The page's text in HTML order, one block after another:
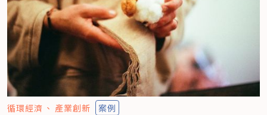
循環經濟 產業創新 案例